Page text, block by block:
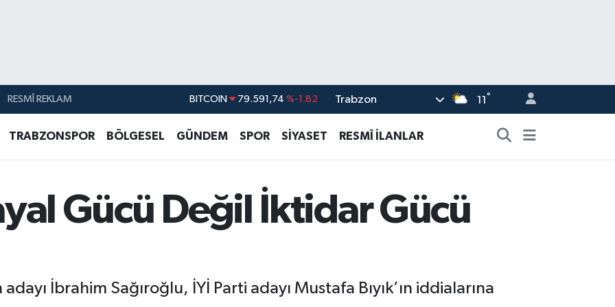
RESMÎ REKLAM DOLAR 45,43620 %0.02
BİST100 14.598,00 %0
Trabzon 11 °
TRABZONSPOR BÖLGESEL GÜNDEM SPOR SİYASET RESMÎ İLANLAR
Gücü Değil İktidar Gücü
İbrahim Sağıroğlu, İYİ Parti adayı Mustafa Bıyık’ın iddialarına